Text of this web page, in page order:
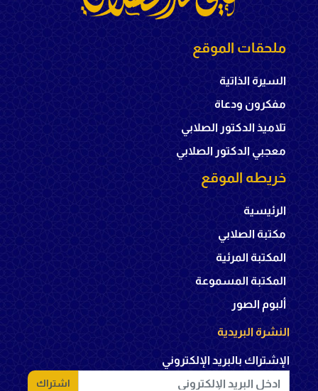
ملحقات الموقع
السيرة الذاتية
مفكرون ودعاة
تلاميذ الدكتور الصلابي
معجبي الدكتور الصلابي
خريطه الموقع
الرئيسية
مكتبة الصلابي
المكتبة المرئية
المكتبة المسموعة
ألبوم الصور
النشرة البريدية
الإشتراك بالبريد الإلكتروني
اشتراك